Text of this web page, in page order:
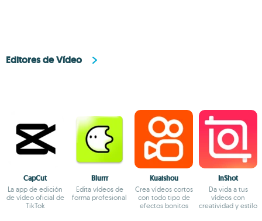
Editores de Vídeo
CapCut
La app de edición
de vídeo oficial de
TikTok
Blurrr
Edita vídeos de
forma profesional
Kuaishou
Crea vídeos cortos
con todo tipo de
efectos bonitos
InShot
Da vida a tus
vídeos con
creatividad y estilo